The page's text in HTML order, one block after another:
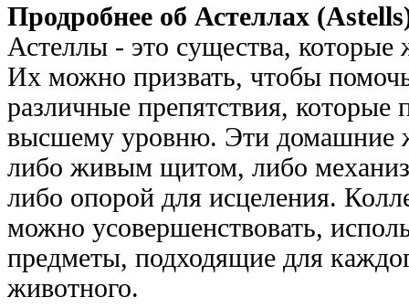
Продробнее об Астеллах
Астеллы - это существа, которые
Их можно призвать, чтобы
различные препятствия, которые
высшему уровню. Эти домашние
либо живым щитом, либо
либо опорой для исцеления.
можно усовершенствовать,
предметы, подходящие для
животного.